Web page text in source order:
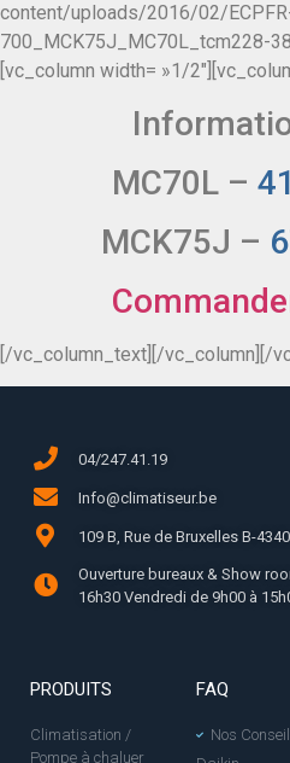
content/uploads/2016/02/
700_MCK75J_MC70L_tcm228-
[vc_column width= »1/
MC70L –
MCK75J –
[/vc_column_text][/vc_column][/
04/247.41.19
Info@climatiseur.be
109 B, Rue de Bruxelles B-
Ouverture bureaux & Show
16h30 Vendredi de 9h00 à
PRODUITS
Climatisation /
Pompe à chaluer
FAQ
Nos